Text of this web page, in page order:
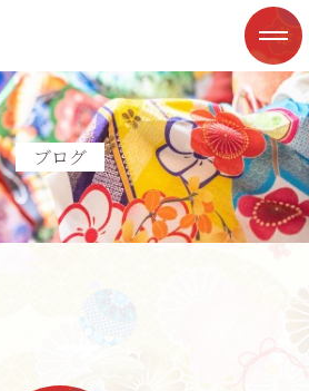
ブログ